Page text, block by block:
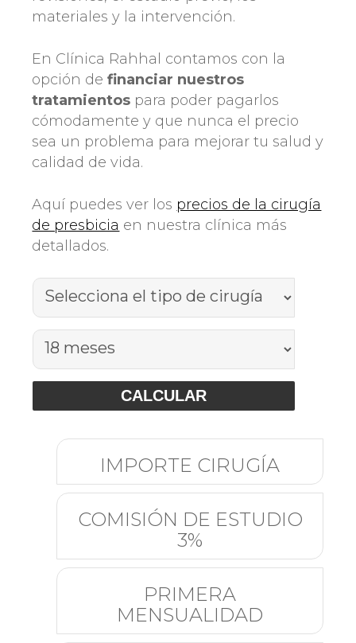
materiales y la intervención.
En Clínica Rahhal contamos con la
opción definanciar nuestros
tratamientos para poder pagarlos
cómodamente y que nunca el precio
sea un problema para mejorar tu salud y
calidad de vida.
Aquí puedes ver los precios de la cirugía
de presbicia en nuestra clínica más
detallados.
IMPORTE CIRUGÍA
COMISIÓN DE ESTUDIO
3%
PRIMERA
MENSUALIDAD